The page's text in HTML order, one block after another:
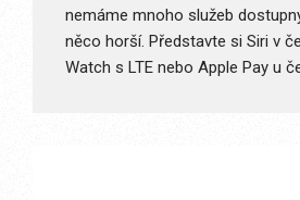
nemáme mnoho služeb
něco horší. Představte si Siri v
Watch s LTE nebo Apple Pay u